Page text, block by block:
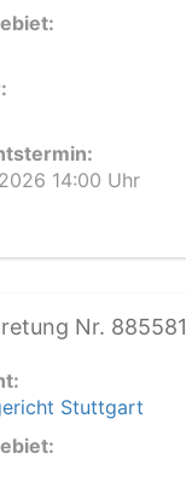
14:00 Uhr
Nr. 885581
Stuttgart